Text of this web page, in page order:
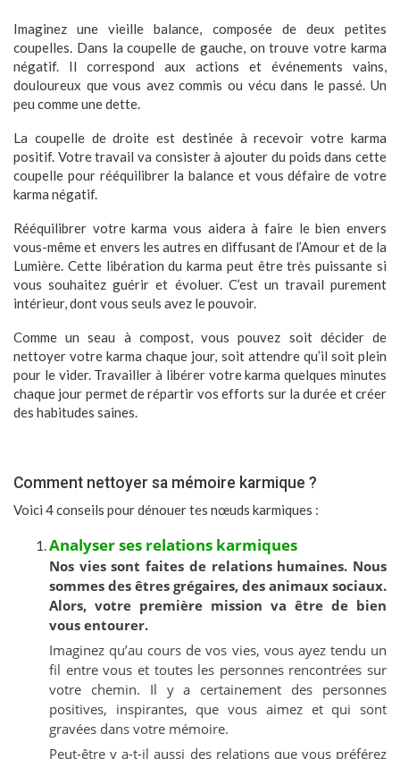
Imaginez une vieille balance, composée de deux petites
coupelles. Dans la coupelle de gauche, on trouve votre karma
négatif. Il correspond aux actions et événements vains,
douloureux que vous avez commis ou vécu dans le passé. Un
peu comme une dette.
La coupelle de droite est destinée à recevoir votre karma
positif. Votre travail va consister à ajouter du poids dans cette
coupelle pour rééquilibrer la balance et vous défaire de votre
karma négatif.
Rééquilibrer votre karma vous aidera à faire le bien envers
vous-même et envers les autres en diffusant de l’Amour et de la
Lumière. Cette libération du karma peut être très puissante si
vous souhaitez guérir et évoluer. C’est un travail purement
intérieur, dont vous seuls avez le pouvoir.
Comme un seau à compost, vous pouvez soit décider de
nettoyer votre karma chaque jour, soit attendre qu’il soit plein
pour le vider. Travailler à libérer votre karma quelques minutes
chaque jour permet de répartir vos efforts sur la durée et créer
des habitudes saines.
Comment nettoyer sa mémoire karmique ?
Voici 4 conseils pour dénouer tes nœuds karmiques :
Analyser ses relations karmiques
Nos vies sont faites de relations humaines. Nous
sommes des êtres grégaires, des animaux sociaux.
Alors, votre première mission va être de bien
vous entourer.
Imaginez qu’au cours de vos vies, vous ayez tendu un
fil entre vous et toutes les personnes rencontrées sur
votre chemin. Il y a certainement des personnes
positives, inspirantes, que vous aimez et qui sont
gravées dans votre mémoire.
Peut-être y a-t-il aussi des relations que vous préférez